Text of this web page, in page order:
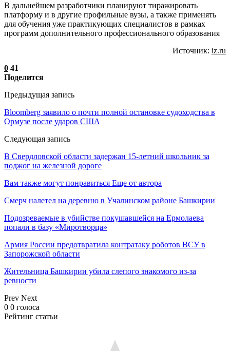
В дальнейшем разработчики планируют тиражировать
платформу и в другие профильные вузы, а также применять
для обучения уже практикующих специалистов в рамках
программ дополнительного профессионального образования
Источник: iz.ru
0 41
Поделится
Предыдущая запись
Bloomberg заявило о почти полной остановке судоходства в
Ормузе после ударов США
Следующая запись
В Свердловской области задержан 15-летний школьник за
поджог на железной дороге
Вам также могут понравиться Еще от автора
Смерч налетел на деревню в Учалинском районе Башкирии
Подозреваемые в убийстве покушавшейся на Ермолаева
попали в базу «Миротворца»
Армия России предотвратила контратаку роботов ВСУ в
Запорожской области
Жительница Башкирии убила слепого знакомого из-за
ревности
Prev Next
0 0 голоса
Рейтинг статьи